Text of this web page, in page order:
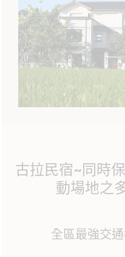
古拉民宿~同時
動場地之
全區最強交